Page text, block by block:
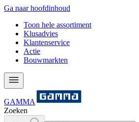
Ga naar hoofdinhoud
Toon hele assortiment
Klusadvies
Klantenservice
Actie
Bouwmarkten
GAMMA
Zoeken